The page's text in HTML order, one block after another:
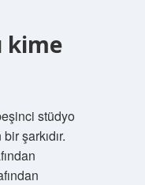
kime
stüdyo
şarkıdır.